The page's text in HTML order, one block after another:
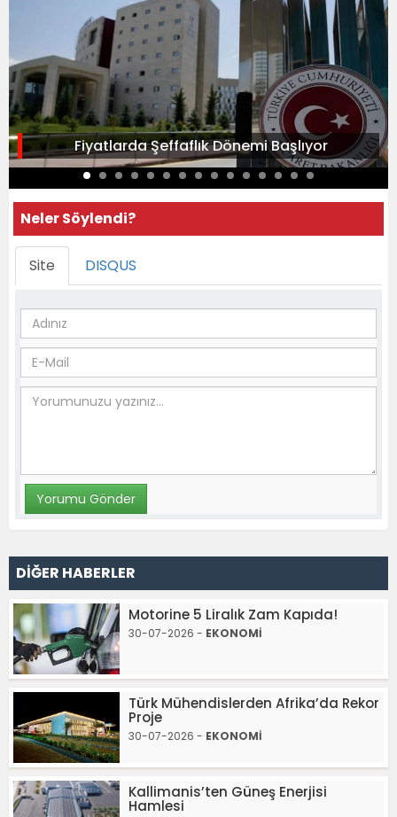
Fiyatlarda Şeffaflık Dönemi Başlıyor
Neler Söylendi?
Site DISQUS
DİĞER HABERLER
Motorine 5 Liralık Zam Kapıda!
30-07-2026 - EKONOMİ
Türk Mühendislerden Afrika’da Rekor
Proje
30-07-2026 - EKONOMİ
Kallimanis’ten Güneş Enerjisi
Hamlesi